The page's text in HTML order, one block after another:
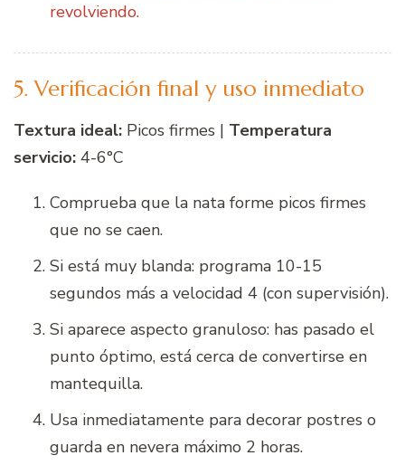
revolviendo.
5. Verificación final y uso inmediato
Textura ideal: Picos firmes | Temperatura
servicio: 4-6°C
Comprueba que la nata forme picos firmes
que no se caen.
Si está muy blanda: programa 10-15
segundos más a velocidad 4 (con supervisión).
Si aparece aspecto granuloso: has pasado el
punto óptimo, está cerca de convertirse en
mantequilla.
Usa inmediatamente para decorar postres o
guarda en nevera máximo 2 horas.